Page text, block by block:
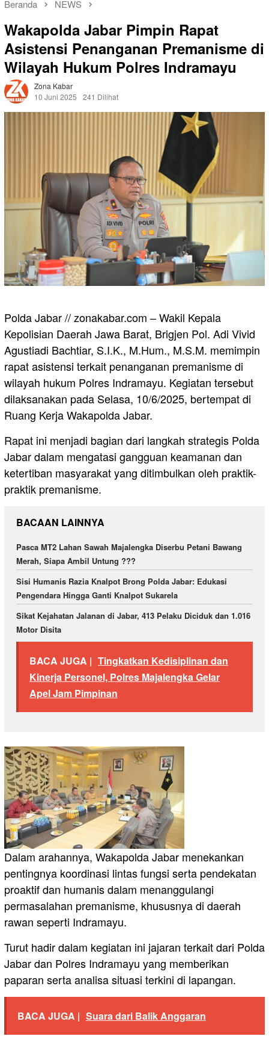
Beranda NEWS
Wakapolda Jabar Pimpin Rapat
Asistensi Penanganan Premanisme di
Wilayah Hukum Polres Indramayu
Zona Kabar
10 Juni 2025
241 Dilihat
Polda Jabar // zonakabar.com – Wakil Kepala
Kepolisian Daerah Jawa Barat, Brigjen Pol. Adi Vivid
Agustiadi Bachtiar, S.I.K., M.Hum., M.S.M. memimpin
rapat asistensi terkait penanganan premanisme di
wilayah hukum Polres Indramayu. Kegiatan tersebut
dilaksanakan pada Selasa, 10/6/2025, bertempat di
Ruang Kerja Wakapolda Jabar.
Rapat ini menjadi bagian dari langkah strategis Polda
Jabar dalam mengatasi gangguan keamanan dan
ketertiban masyarakat yang ditimbulkan oleh praktik-
praktik premanisme.
BACAAN LAINNYA
Pasca MT2 Lahan Sawah Majalengka Diserbu Petani Bawang
Merah, Siapa Ambil Untung ???
Sisi Humanis Razia Knalpot Brong Polda Jabar: Edukasi
Pengendara Hingga Ganti Knalpot Sukarela
Sikat Kejahatan Jalanan di Jabar, 413 Pelaku Diciduk dan 1.016
Motor Disita
BACA JUGA | Tingkatkan Kedisiplinan dan
Kinerja Personel, Polres Majalengka Gelar
Apel Jam Pimpinan
Dalam arahannya, Wakapolda Jabar menekankan
pentingnya koordinasi lintas fungsi serta pendekatan
proaktif dan humanis dalam menanggulangi
permasalahan premanisme, khususnya di daerah
rawan seperti Indramayu.
Turut hadir dalam kegiatan ini jajaran terkait dari Polda
Jabar dan Polres Indramayu yang memberikan
paparan serta analisa situasi terkini di lapangan.
BACA JUGA | Suara dari Balik Anggaran